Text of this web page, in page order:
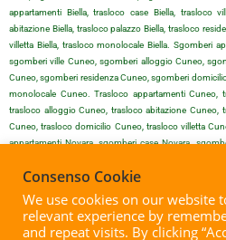
appartamenti Biella, trasloco case Biella, trasloco
abitazione Biella, trasloco palazzo Biella, trasloco
villetta Biella, trasloco monolocale Biella. Sgomberi
sgomberi ville Cuneo, sgomberi alloggio Cuneo,
Cuneo, sgomberi residenza Cuneo, sgomberi
monolocale Cuneo. Trasloco appartamenti Cuneo,
trasloco alloggio Cuneo, trasloco abitazione Cuneo,
Cuneo, trasloco domicilio Cuneo, trasloco villetta
appartamenti Novara, sgomberi case Novara,
domicilio Novara, sgomberi villetta Novara, sgomberi
Novara, trasloco case Novara, trasloco ville Novara,
Novara, trasloco palazzo Novara, trasloco residenza
villetta Novara, trasloco monolocale Novara. Sgomberi
Consenso Cookie
We use cookies on our website
relevant experience by
and repeat visits. By clicking